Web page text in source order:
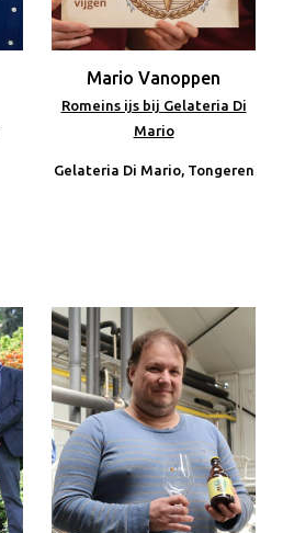
Mario Vanoppen
Romeins ijs bij Gelateria Di
Mario
Gelateria Di Mario, Tongeren